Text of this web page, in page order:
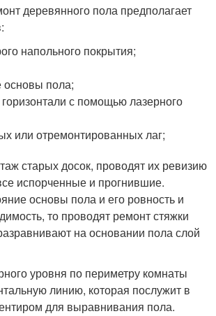
деревянного пола предполагает
напольного покрытия;
пола;
с помощью лазерного
или отремонтированных лаг;
старых досок, проводят их ревизию
испорченные и прогнившие.
основы пола и его ровность и
то проводят ремонт стяжки
на основании пола слой
уровня по периметру комнаты
линию, которая послужит в
для выравнивания пола.